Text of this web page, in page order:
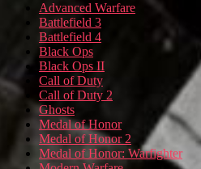
Advanced Warfare
Battlefield 3
Battlefield 4
Black Ops
Black Ops II
Call of Duty
Call of Duty 2
Ghosts
Medal of Honor
Medal of Honor 2
Medal of Honor: Warfighter